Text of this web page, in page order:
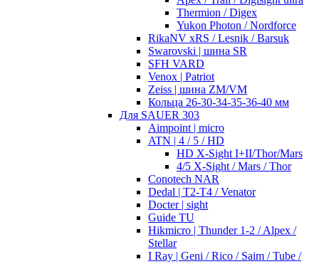
Thermion / Digex
Yukon Photon / Nordforce
RikaNV xRS / Lesnik / Barsuk
Swarovski | шина SR
SFH VARD
Venox | Patriot
Zeiss | шина ZM/VM
Кольца 26-30-34-35-36-40 мм
Для SAUER 303
Aimpoint | micro
ATN | 4 / 5 / HD
HD X-Sight I+II/Thor/Mars
4/5 X-Sight / Mars / Thor
Conotech NAR
Dedal | T2-T4 / Venator
Docter | sight
Guide TU
Hikmicro | Thunder 1-2 / Alpex /
Stellar
I Ray | Geni / Rico / Saim / Tube /